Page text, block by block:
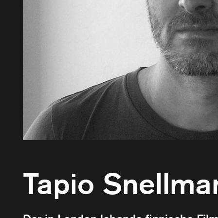
Tapio